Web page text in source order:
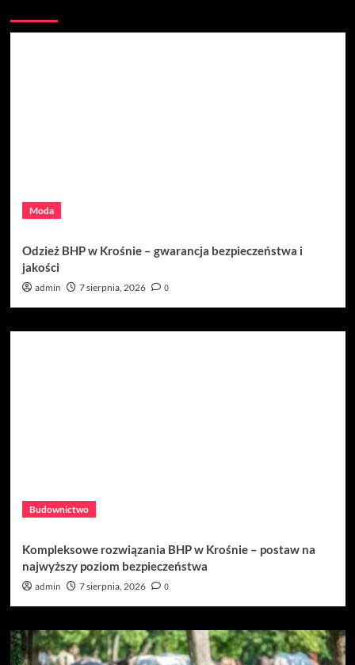
Moda
Odzież BHP w Krośnie – gwarancja bezpieczeństwa i
jakości
admin 7 sierpnia, 2026 0
Budownictwo
Kompleksowe rozwiązania BHP w Krośnie – postaw na
najwyższy poziom bezpieczeństwa
admin 7 sierpnia, 2026 0